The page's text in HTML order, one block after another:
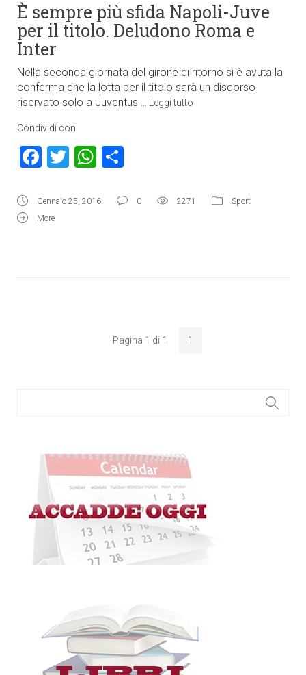
È sempre più sfida Napoli-Juve
per il titolo. Deludono Roma e
Inter
Nella seconda giornata del girone di ritorno si è avuta la
conferma che la lotta per il titolo sarà un discorso
riservato solo a Juventus
Leggi tutto
Condividi con
Facebook
TwitterWhatsApp
Gennaio 25, 2016 0 2271
Sport
More
Pagina 1 di 1 1